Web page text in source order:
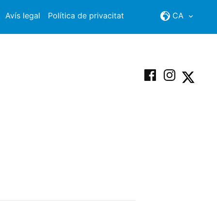
CA
Avís legal Política de privacitat
Facebook
Instagram
X